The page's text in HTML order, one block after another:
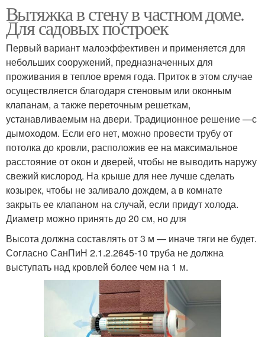
Вытяжка в стену в частном доме.
Для садовых построек
Первый вариант малоэффективен и применяется для
небольших сооружений, предназначенных для
проживания в теплое время года. Приток в этом случае
осуществляется благодаря стеновым или оконным
клапанам, а также переточным решеткам,
устанавливаемым на двери. Традиционное решение —с
дымоходом. Если его нет, можно провести трубу от
потолка до кровли, расположив ее на максимальное
расстояние от окон и дверей, чтобы не выводить наружу
свежий кислород. На крыше для нее лучше сделать
козырек, чтобы не заливало дождем, а в комнате
закрыть ее клапаном на случай, если придут холода.
Диаметр можно принять до 20 см, но для
Высота должна составлять от 3 м — иначе тяги не будет.
Согласно СанПиН 2.1.2.2645-10 труба не должна
выступать над кровлей более чем на 1 м.